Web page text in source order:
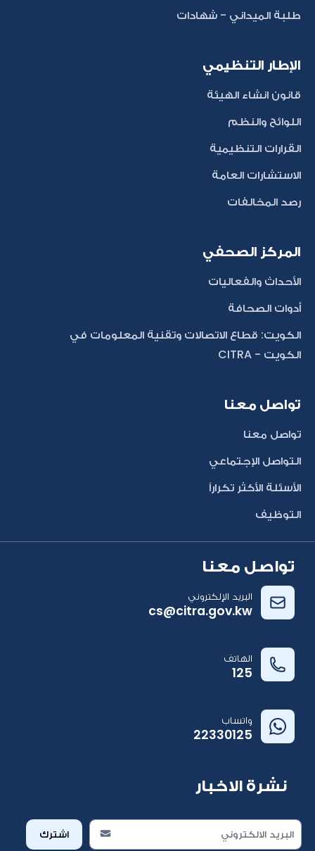
طلبة الميداني - شهادات
الإطار التنظيمي
قانون انشاء الهيئة
اللوائح والنظم
القرارات التنظيمية
الاستشارات العامة
رصد المخالفات
المركز الصحفي
الأحداث والفعاليات
أدوات الصحافة
الكويت: قطاع الاتصالات وتقنية المعلومات في
الكويت - CITRA
تواصل معنا
تواصل معنا
التواصل الإجتماعي
الأسئلة الأكثر تكراراً
التوظيف
تواصل معنا
البريد الإلكتروني
cs@citra.gov.kw
الهاتف
125
واتساب
22330125
نشرة الاخبار
اشترك